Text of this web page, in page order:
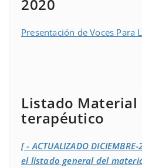
2020
Presentación de Voces Para
Listado Material
terapéutico
[ - ACTUALIZADO
el listado general del